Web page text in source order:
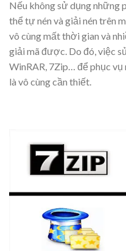
Nếu không sử dụng những
thể tự nén và giải nén trên
vô cùng mất thời gian và
giải mã được. Do đó, việc
WinRAR, 7Zip… để phục vụ
là vô cùng cần thiết.